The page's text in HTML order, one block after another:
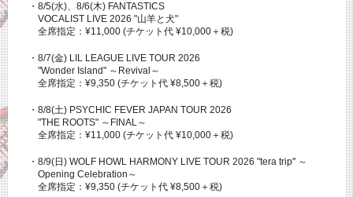
・8/5(水)、8/6(木) FANTASTICS
VOCALIST LIVE 2026 "山羊と犬"
全席指定：¥11,000 (チケット代 ¥10,000＋税)
・8/7(金) LIL LEAGUE LIVE TOUR 2026
"Wonder Island" ～Revival～
全席指定：¥9,350 (チケット代 ¥8,500＋税)
・8/8(土) PSYCHIC FEVER JAPAN TOUR 2026
"THE ROOTS" ～FINAL～
全席指定：¥11,000 (チケット代 ¥10,000＋税)
・8/9(日) WOLF HOWL HARMONY LIVE TOUR 2026 "tera trip" ～
Opening Celebration～
全席指定：¥9,350 (チケット代 ¥8,500＋税)